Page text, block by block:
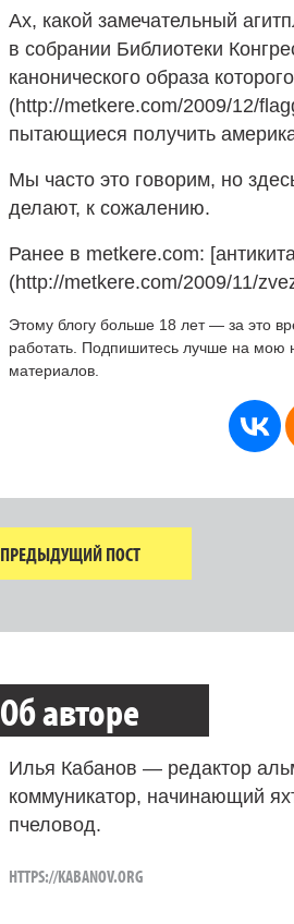
Ах, какой замечательный
в собрании Библиотеки
канонического образа
(http://metkere.com/2009/12/
пытающиеся получить
Мы часто это говорим, но
делают, к сожалению.
Ранее в metkere.com:
(http://metkere.com/2009/11/
Этому блогу больше 18 лет — за это
работать. Подпишитесь лучше на мою
материалов.
ПРЕДЫДУЩИЙ ПОСТ
Об авторе
Илья Кабанов — редактор
коммуникатор, начинающий
пчеловод.
HTTPS://KABANOV.ORG